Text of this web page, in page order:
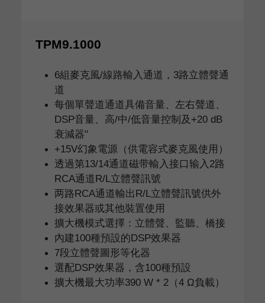
TPM9.1000
6組麥克風/線路輸入通道，3路立體聲通
道
每個單聲道通道具備音量、左右聲道、
DSP音量、高/中/低音量控制及+20 dB
衰減器"
+15V幻象電源（供電容式麥克風使用）
透過第13/14通道磁带輸入接口输入2路
RCA通道R/L立體聲訊號
两路RCA通道輸出R/L立體聲訊號供外
接效果器或其他裝置使用
擴大機模式選擇：立體聲、監聽、橋接
內建100種預設的DSP效果器
7段立體聲圖形等化器
選配DSP效果器，含100種預設
擴大機最大功率390 W * 2（4 Ω負載）